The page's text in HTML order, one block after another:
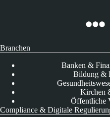
Branchen
Banken &
Bildung &
Kirchen
Öffentliche
Compliance & Digitale